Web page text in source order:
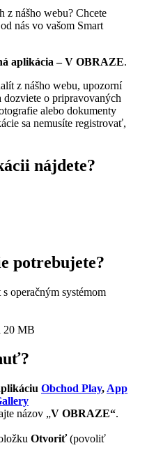
z nášho webu? Chcete
nás vo vašom Smart
aplikácia – V OBRAZE.
z nášho webu, upozorní
dozviete o pripravovaných
alebo dokumenty
sa nemusíte registrovať,
nájdete?
potrebujete?
operačným systémom
20 MB
Obchod Play, App
názov „V OBRAZE“.
Otvoriť(povoliť